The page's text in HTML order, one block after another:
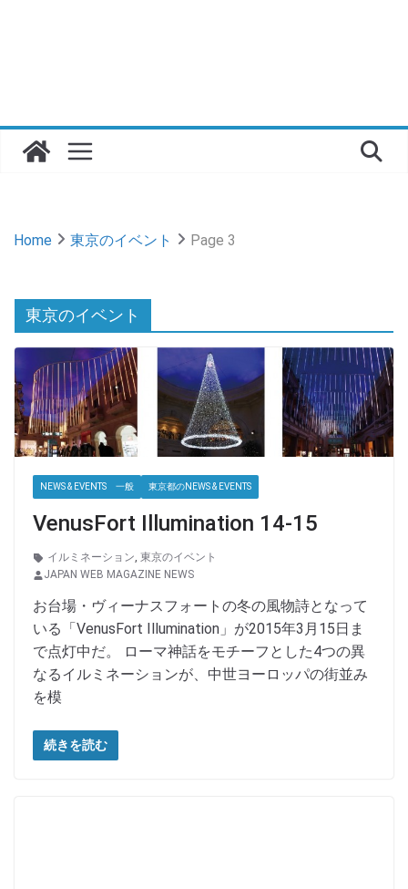
Home 東京のイベント Page 3
東京のイベント
NEWS & EVENTS 一般 東京都のNEWS & EVENTS
VenusFort Illumination 14-15
イルミネーション, 東京のイベント
JAPAN WEB MAGAZINE NEWS
お台場・ヴィーナスフォートの冬の風物詩となって
いる「VenusFort Illumination」が2015年3月15日ま
で点灯中だ。 ローマ神話をモチーフとした4つの異
なるイルミネーションが、中世ヨーロッパの街並み
を模
続きを読む